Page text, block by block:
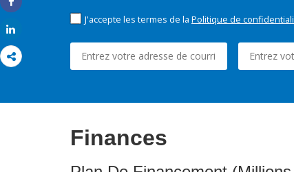
Share
J'accepte les termes de la Politique de
Finances